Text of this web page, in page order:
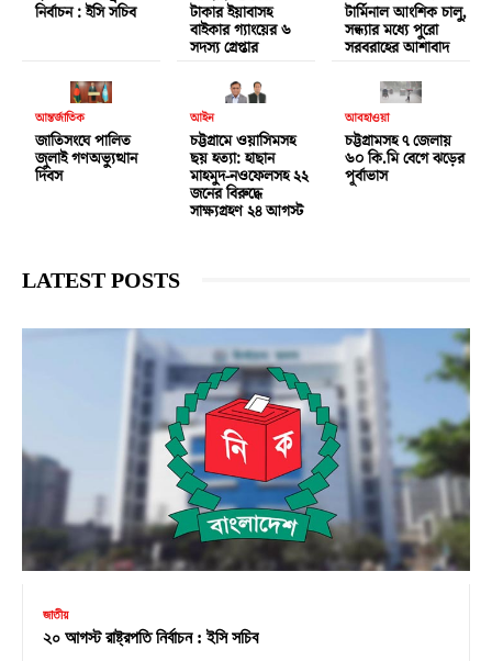
নির্বাচন : ইসি সচিব
টাকার ইয়াবাসহ
বাইকার গ্যাংয়ের ৬
সদস্য গ্রেপ্তার
টার্মিনাল আংশিক চালু,
সন্ধ্যার মধ্যে পুরো
সরবরাহের আশাবাদ
আন্তর্জাতিক
জাতিসংঘে পালিত
জুলাই গণঅভ্যুত্থান
দিবস
আইন
চট্টগ্রামে ওয়াসিমসহ
ছয় হত্যা: হাছান
মাহমুদ-নওফেলসহ ২২
জনের বিরুদ্ধে
সাক্ষ্যগ্রহণ ২৪ আগস্ট
আবহাওয়া
চট্টগ্রামসহ ৭ জেলায়
৬০ কি.মি বেগে ঝড়ের
পূর্বাভাস
LATEST POSTS
জাতীয়
২০ আগস্ট রাষ্ট্রপতি নির্বাচন : ইসি সচিব